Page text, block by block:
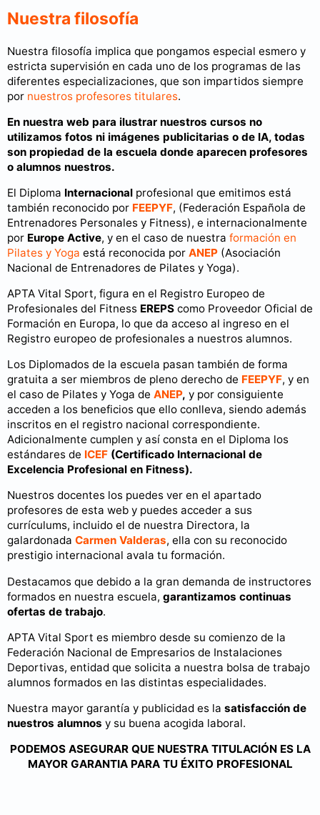
Nuestra filosofía
Nuestra filosofía implica que pongamos especial esmero y
estricta supervisión en cada uno de los programas de las
diferentes especializaciones, que son impartidos siempre
por nuestros profesores titulares.
En nuestra web para ilustrar nuestros cursos no
utilizamos fotos ni imágenes publicitarias o de IA, todas
son propiedad de la escuela donde aparecen profesores
o alumnos nuestros.
El Diploma Internacional profesional que emitimos está
también reconocido por FEEPYF, (Federación Española de
Entrenadores Personales y Fitness), e internacionalmente
por Europe Active, y en el caso de nuestra formación en
Pilates y Yoga está reconocida por ANEP (Asociación
Nacional de Entrenadores de Pilates y Yoga).
APTA Vital Sport, figura en el Registro Europeo de
Profesionales del Fitness EREPS como Proveedor Oficial de
Formación en Europa, lo que da acceso al ingreso en el
Registro europeo de profesionales a nuestros alumnos.
Los Diplomados de la escuela pasan también de forma
gratuita a ser miembros de pleno derecho de FEEPYF, y en
el caso de Pilates y Yoga de ANEP, y por consiguiente
acceden a los beneficios que ello conlleva, siendo además
inscritos en el registro nacional correspondiente.
Adicionalmente cumplen y así consta en el Diploma los
estándares de ICEF (Certificado Internacional de
Excelencia Profesional en Fitness).
Nuestros docentes los puedes ver en el apartado
profesores de esta web y puedes acceder a sus
currículums, incluido el de nuestra Directora, la
galardonada Carmen Valderas, ella con su reconocido
prestigio internacional avala tu formación.
Destacamos que debido a la gran demanda de instructores
formados en nuestra escuela, garantizamos continuas
ofertas de trabajo.
APTA Vital Sport es miembro desde su comienzo de la
Federación Nacional de Empresarios de Instalaciones
Deportivas, entidad que solicita a nuestra bolsa de trabajo
alumnos formados en las distintas especialidades.
Nuestra mayor garantía y publicidad es la satisfacción de
nuestros alumnos y su buena acogida laboral.
PODEMOS ASEGURAR QUE NUESTRA TITULACIÓN ES LA
MAYOR GARANTIA PARA TU ÉXITO PROFESIONAL